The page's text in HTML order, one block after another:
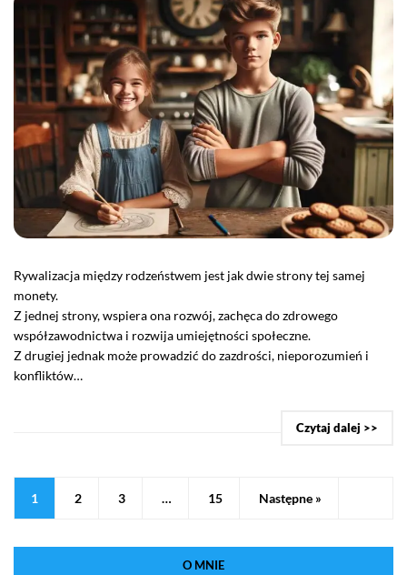
Rywalizacja między rodzeństwem jest jak dwie strony tej samej
monety.
Z jednej strony, wspiera ona rozwój, zachęca do zdrowego
współzawodnictwa i rozwija umiejętności społeczne.
Z drugiej jednak może prowadzić do zazdrości, nieporozumień i
konfliktów…
Czytaj dalej >>
1 2 3 … 15 Następne »
O MNIE